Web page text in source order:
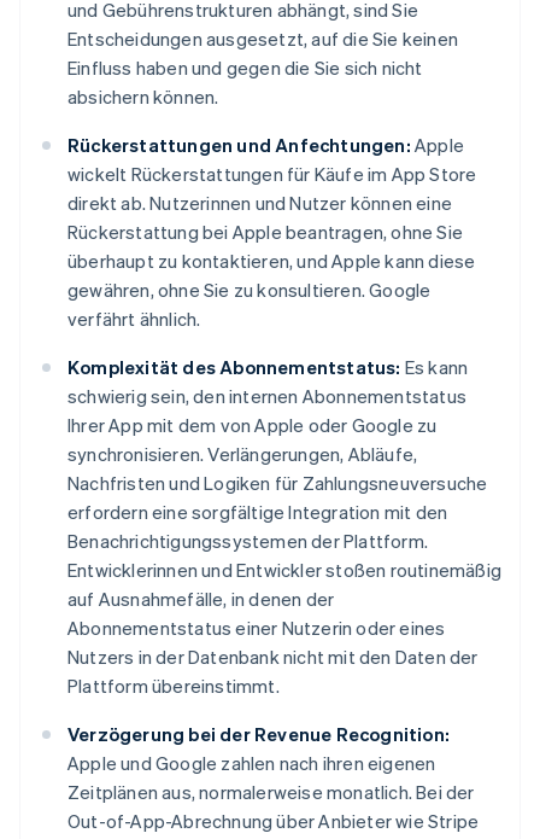
und Gebührenstrukturen abhängt, sind Sie
Entscheidungen ausgesetzt, auf die Sie keinen
Einfluss haben und gegen die Sie sich nicht
absichern können.
Rückerstattungen und Anfechtungen: Apple
wickelt Rückerstattungen für Käufe im App Store
direkt ab. Nutzerinnen und Nutzer können eine
Rückerstattung bei Apple beantragen, ohne Sie
überhaupt zu kontaktieren, und Apple kann diese
gewähren, ohne Sie zu konsultieren. Google
verfährt ähnlich.
Komplexität des Abonnementstatus: Es kann
schwierig sein, den internen Abonnementstatus
Ihrer App mit dem von Apple oder Google zu
synchronisieren. Verlängerungen, Abläufe,
Nachfristen und Logiken für Zahlungsneuversuche
erfordern eine sorgfältige Integration mit den
Benachrichtigungssystemen der Plattform.
Entwicklerinnen und Entwickler stoßen routinemäßig
auf Ausnahmefälle, in denen der
Abonnementstatus einer Nutzerin oder eines
Nutzers in der Datenbank nicht mit den Daten der
Plattform übereinstimmt.
Verzögerung bei der Revenue Recognition:
Apple und Google zahlen nach ihren eigenen
Zeitplänen aus, normalerweise monatlich. Bei der
Out-of-App-Abrechnung über Anbieter wie Stripe